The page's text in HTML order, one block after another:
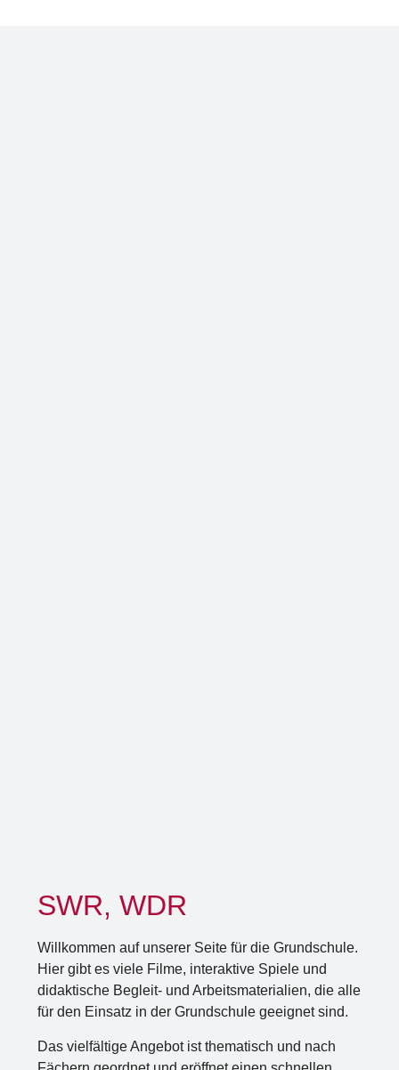
SWR, WDR
Willkommen auf unserer Seite für die Grundschule.
Hier gibt es viele Filme, interaktive Spiele und
didaktische Begleit- und Arbeitsmaterialien, die alle
für den Einsatz in der Grundschule geeignet sind.
Das vielfältige Angebot ist thematisch und nach